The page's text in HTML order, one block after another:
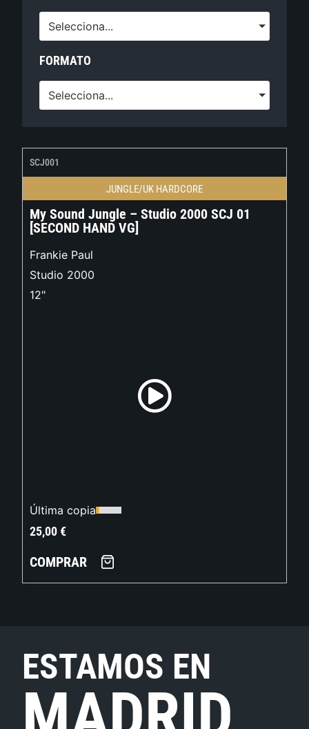
Selecciona...
FORMATO
Selecciona...
SCJ001
JUNGLE/UK HARDCORE
My Sound Jungle – Studio 2000 SCJ 01
[SECOND HAND VG]
Frankie Paul
Studio 2000
12"
Última copia
25,00€
COMPRAR
ESTAMOS EN